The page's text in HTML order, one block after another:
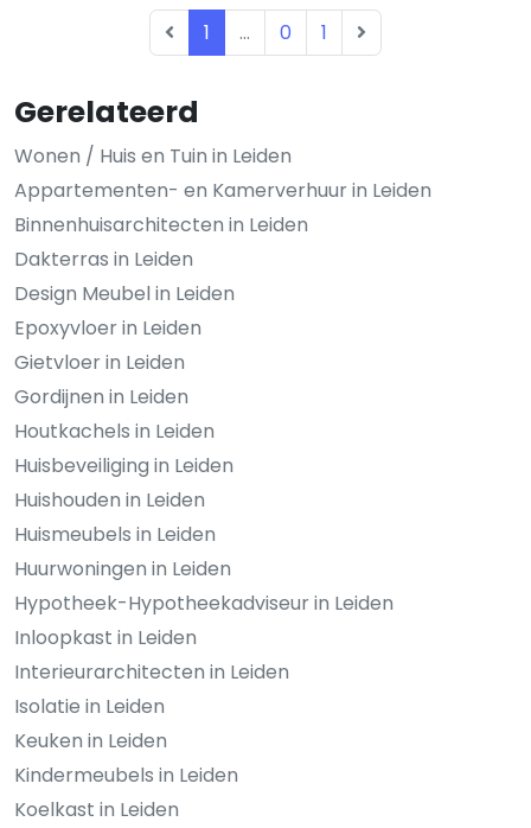
Gerelateerd
Wonen / Huis en Tuin in Leiden
Appartementen- en Kamerverhuur in Leiden
Binnenhuisarchitecten in Leiden
Dakterras in Leiden
Design Meubel in Leiden
Epoxyvloer in Leiden
Gietvloer in Leiden
Gordijnen in Leiden
Houtkachels in Leiden
Huisbeveiliging in Leiden
Huishouden in Leiden
Huismeubels in Leiden
Huurwoningen in Leiden
Hypotheek-Hypotheekadviseur in Leiden
Inloopkast in Leiden
Interieurarchitecten in Leiden
Isolatie in Leiden
Keuken in Leiden
Kindermeubels in Leiden
Koelkast in Leiden
1 ... 0 1